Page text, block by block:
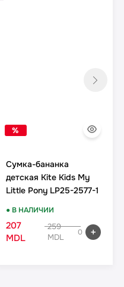
%
Сумка-бананка
детская Kite Kids My
Little Pony LP25-2577-1
● В НАЛИЧИИ
207
MDL
259
MDL
0